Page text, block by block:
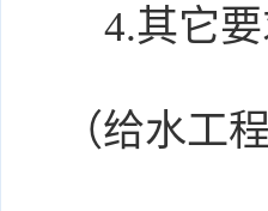
4.其它要
（给水工